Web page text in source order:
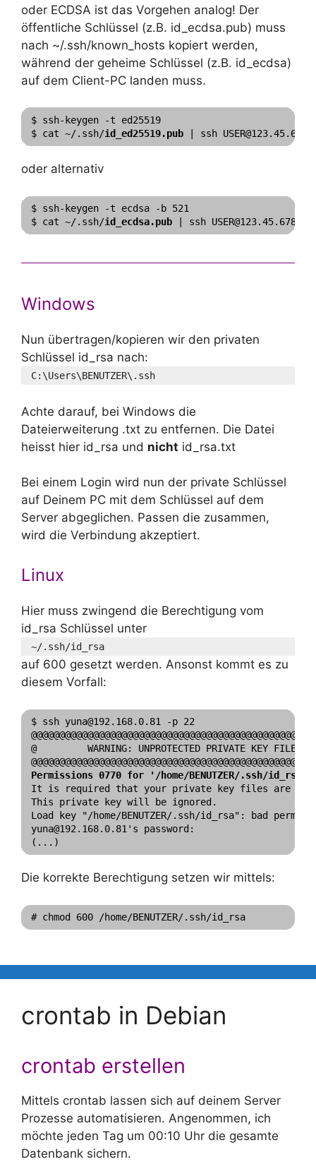
oder ECDSA ist das Vorgehen analog! Der
öffentliche Schlüssel (z.B. id_ecdsa.pub) muss
nach ~/.ssh/known_hosts kopiert werden,
während der geheime Schlüssel (z.B. id_ecdsa)
auf dem Client-PC landen muss.
$ ssh-keygen -t ed25519
$ cat ~/.ssh/id_ed25519.pub | ssh
oder alternativ
$ ssh-keygen -t ecdsa -b 521
$ cat ~/.ssh/id_ecdsa.pub | ssh
Windows
Nun übertragen/kopieren wir den privaten
Schlüssel id_rsa nach:
C:\Users\BENUTZER\.ssh
Achte darauf, bei Windows die
Dateierweiterung .txt zu entfernen. Die Datei
heisst hier id_rsa und nicht id_rsa.txt
Bei einem Login wird nun der private Schlüssel
auf Deinem PC mit dem Schlüssel auf dem
Server abgeglichen. Passen die zusammen,
wird die Verbindung akzeptiert.
Linux
Hier muss zwingend die Berechtigung vom
id_rsa Schlüssel unter
~/.ssh/id_rsa
auf 600 gesetzt werden. Ansonst kommt es zu
diesem Vorfall:
$ ssh yuna@192.168.0.81 -p 22
@         WARNING: UNPROTECTED PRIVATE KEY
Permissions 0770 for '/home/BENUTZER/.ssh/
It is required that your private key files are NOT
This private key will be ignored.
Load key "/home/BENUTZER/.ssh/id_rsa": bad
yuna@192.168.0.81's password:
Die korrekte Berechtigung setzen wir mittels:
# chmod 600 /home/BENUTZER/.ssh/id_rsa
crontab in Debian
crontab erstellen
Mittels crontab lassen sich auf deinem Server
Prozesse automatisieren. Angenommen, ich
möchte jeden Tag um 00:10 Uhr die gesamte
Datenbank sichern.